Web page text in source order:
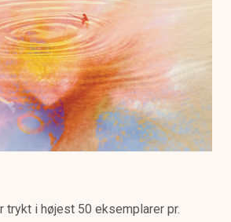
trykt i højest 50 eksemplarer pr.